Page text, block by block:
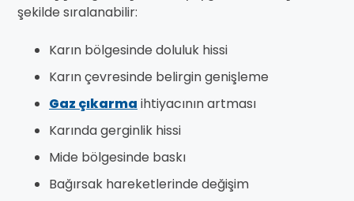
şekilde sıralanabilir:
Karın bölgesinde doluluk hissi
Karın çevresinde belirgin genişleme
Gaz çıkarma ihtiyacının artması
Karında gerginlik hissi
Mide bölgesinde baskı
Bağırsak hareketlerinde değişim